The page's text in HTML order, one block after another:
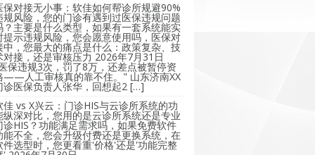
保对接无小事：软佳如何帮诊所规避90%
规风险，您的门诊有遇到过医保违规问题
？主要是什么类型，如果有一套系统能实
提示违规风险，您会愿意使用吗，医保对
中，您最大的痛点是什么：政策复杂、技
对接，还是审核压力 2026年7月31日
保违规3次，罚了8万，还差点被暂停资
——人工审核真的靠不住。" 山东济南XX
诊医保负责人张华，回想起2 […]
佳 vs X兴云：门诊HIS与云诊所系统的功
纵深对比，您用的是云诊所系统还是专业
诊HIS？功能满足需求吗，如果免费软件
能不全，您会升级付费还是更换系统，在
件选型时，您更看重'价格'还是'功能完整